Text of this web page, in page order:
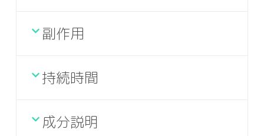
副作用
持続時間
成分説明